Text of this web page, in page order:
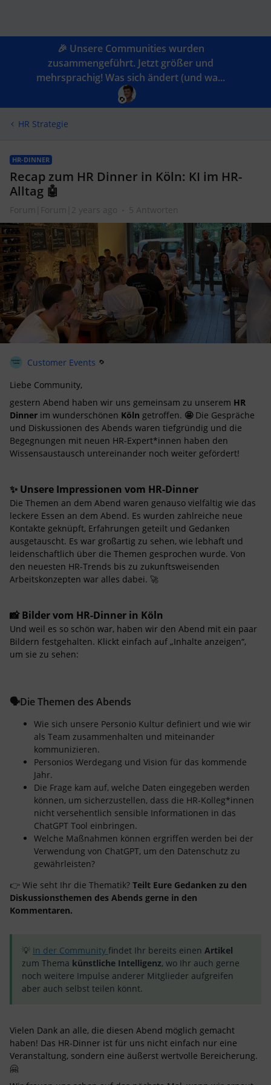
🎉 Unsere Communities wurden
zusammengeführt. Jetzt größer und
mehrsprachig! Was sich ändert (und wa...
HR Strategie
HR-DINNER
Recap zum HR Dinner in Köln: KI im HR-
Alltag 🤖
Forum|Forum|2 years ago 5 Antworten
Customer Events
Liebe Community,
gestern Abend haben wir uns gemeinsam zu unserem HR
Dinner im wunderschönen Köln getroffen. 🤩Die Gespräche
und Diskussionen des Abends waren tiefgründig und die
Begegnungen mit neuen HR-Expert*innen haben den
Wissensaustausch untereinander noch weiter gefördert!
✨ Unsere Impressionen vom HR-Dinner
Die Themen an dem Abend waren genauso vielfältig wie das
leckere Essen an dem Abend. Es wurden zahlreiche neue
Kontakte geknüpft, Erfahrungen geteilt und Gedanken
ausgetauscht. Es war großartig zu sehen, wie lebhaft und
leidenschaftlich über die Themen gesprochen wurde. Von
den neuesten HR-Trends bis zu zukunftsweisenden
Arbeitskonzepten war alles dabei. 🚀
📸 Bilder vom HR-Dinner in Köln
Und weil es so schön war, haben wir den Abend mit ein paar
Bildern festgehalten. Klickt einfach auf „Inhalte anzeigen“,
um sie zu sehen:
🗣️Die Themen des Abends
Wie sich unsere Personio Kultur definiert und wie wir
als Team zusammenhalten und miteinander
kommunizieren.
Personios Werdegang und Vision für das kommende
Jahr.
Die Frage kam auf, welche Daten eingegeben werden
können, um sicherzustellen, dass die HR-Kolleg*innen
nicht versehentlich sensible Informationen in das
ChatGPT Tool einbringen.
Welche Maßnahmen können ergriffen werden bei der
Verwendung von ChatGPT, um den Datenschutz zu
gewährleisten?
👉 Wie seht Ihr die Thematik? Teilt Eure Gedanken zu den
Diskussionsthemen des Abends gerne in den
Kommentaren.
💡 In der Community findet Ihr bereits einen Artikel
zum Thema künstliche Intelligenz, wo Ihr auch gerne
noch weitere Impulse anderer Mitglieder aufgreifen
aber auch selbst teilen könnt.
Vielen Dank an alle, die diesen Abend möglich gemacht
haben! Das HR-Dinner ist für uns nicht einfach nur eine
Veranstaltung, sondern eine äußerst wertvolle Bereicherung.
🤗